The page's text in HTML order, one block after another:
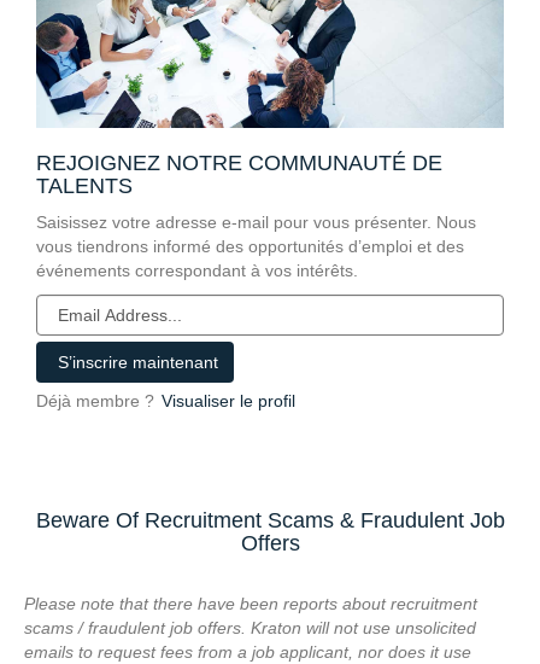
REJOIGNEZ NOTRE COMMUNAUTÉ DE
TALENTS
Saisissez votre adresse e-mail pour vous présenter. Nous
vous tiendrons informé des opportunités d’emploi et des
événements correspondant à vos intérêts.
Déjà membre ? Visualiser le profil
Beware Of Recruitment Scams & Fraudulent Job
Offers
Please note that there have been reports about recruitment
scams / fraudulent job offers. Kraton will not use unsolicited
emails to request fees from a job applicant, nor does it use